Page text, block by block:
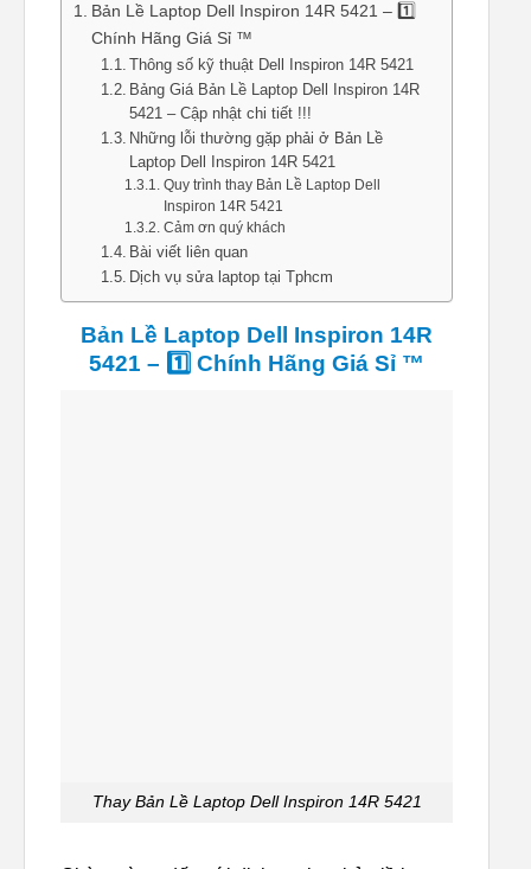
Bản Lề Laptop Dell Inspiron 14R 5421 – 1️⃣
Chính Hãng Giá Sỉ ™
Thông số kỹ thuật Dell Inspiron 14R 5421
Bảng Giá Bản Lề Laptop Dell Inspiron 14R
5421 – Cập nhật chi tiết !!!
Những lỗi thường gặp phải ở Bản Lề
Laptop Dell Inspiron 14R 5421
Quy trình thay Bản Lề Laptop Dell
Inspiron 14R 5421
Cảm ơn quý khách
Bài viết liên quan
Dịch vụ sửa laptop tại Tphcm
Bản Lề Laptop Dell Inspiron 14R
5421 – 1️⃣ Chính Hãng Giá Sỉ ™
Thay Bản Lề Laptop Dell Inspiron 14R 5421